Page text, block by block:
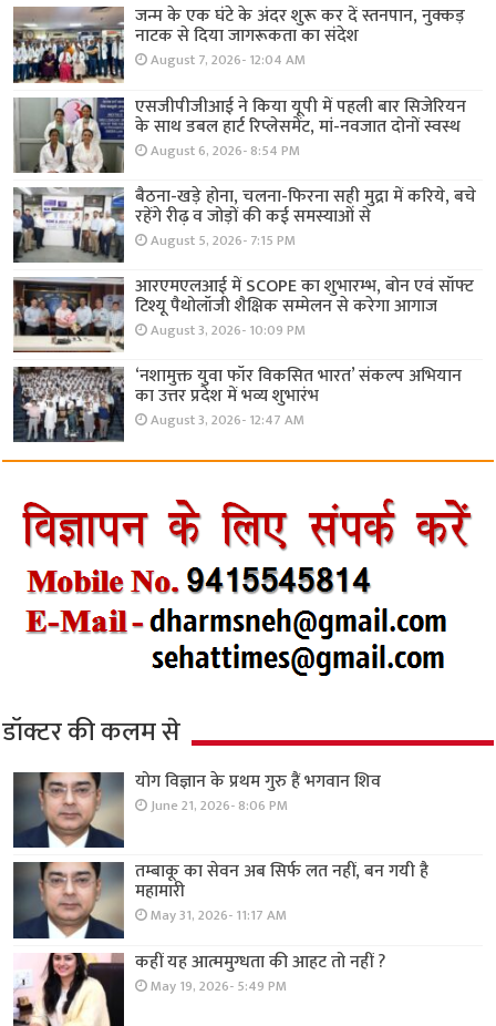
जन्म के एक घंटे के अंदर शुरू कर दें स्तनपान, नुक्कड़
नाटक से दिया जागरूकता का संदेश
August 7, 2026- 12:04 AM
एसजीपीजीआई ने किया यूपी में पहली बार सिजेरियन
के साथ डबल हार्ट रिप्लेसमेंट, मां-नवजात दोनों स्वस्थ
August 6, 2026- 8:54 PM
बैठना-खड़े होना, चलना-फिरना सही मुद्रा में करिये, बचे
रहेंगे रीढ़ व जोड़ों की कई समस्याओं से
August 5, 2026- 7:15 PM
आरएमएलआई में SCOPE का शुभारम्भ, बोन एवं सॉफ्ट
टिश्यू पैथोलॉजी शैक्षिक सम्मेलन से करेगा आगाज
August 3, 2026- 10:09 PM
‘नशामुक्त युवा फॉर विकसित भारत’ संकल्प अभियान
का उत्तर प्रदेश में भव्य शुभारंभ
August 3, 2026- 12:47 AM
डॉक्टर की कलम से
योग विज्ञान के प्रथम गुरु हैं भगवान शिव
June 21, 2026- 8:06 PM
तम्बाकू का सेवन अब सिर्फ लत नहीं, बन गयी है
महामारी
May 31, 2026- 11:17 AM
कहीं यह आत्ममुग्धता की आहट तो नहीं ?
May 19, 2026- 5:49 PM